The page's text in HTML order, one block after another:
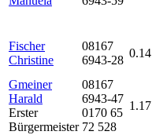
Fischer
Christine
08167
6943-28
0.14
Gmeiner
Harald
Erster
Bürgermeister
08167
6943-47
0170 65
72 528
1.17